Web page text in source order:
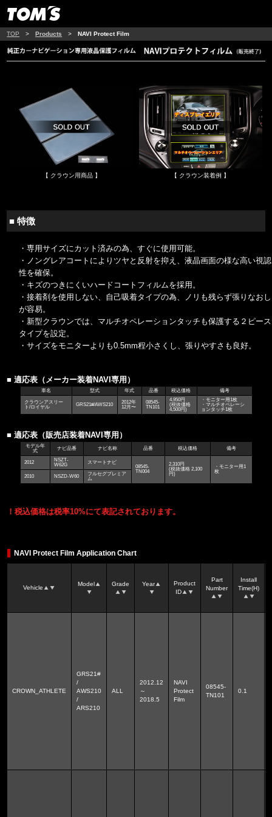
TOP >Products >NAVI Protect Film
【 クラウン用商品 】 【 クラウン装着例 】
■ 特徴
・専用サイズにカット済みの為、すぐに使用可能。
・ノングレアコートによりツヤと反射を抑え、液晶画面の様な高い視認
性を確保。
・キズのつきにくいハードコートフィルムを採用。
・接着剤を使用しない、自己吸着タイプの為、ノリも残らず張りなおし
が容易。
・新型クラウンでは、マルチオペレーションタッチも保護する２ピース
タイプを設定。
・サイズをモニターよりも0.5mm程小さくし、張りやすさも良好。
■ 適応表（メーカー装着NAVI専用）
車名 型式 年式 品番 税込価格 備考
クラウンアスリー
ト/ロイヤル
GRS21#/AWS210
2012年
12月〜
08545-
TN101
4,950円
(税抜価格
4,500円)
・モニター用1枚
・マルチオペレーシ
ョンタッチ1枚
■ 適応表（販売店装着NAVI専用）
モデル年
式
ナビ品番 ナビ名称 品番 税込価格 備考
2012
NSZT-
W62G
スマートナビ
08545-
TN004
2,310円
(税抜価格 2,100
円)
・モニター用1
枚
2010
NSZD-W60
フルセグプレミア
ム
！税込価格は税率10%にて表記されております。
NAVI Protect Film Application Chart
Vehicle
Model Grade Year
Product
ID
Part
Number
Install
Time(H)
CROWN_ATHLETE
GRS21#
/
AWS210
/
ARS210
ALL
2012.12
～
2018.5
NAVI
Protect
Film
08545-
TN101
0.1